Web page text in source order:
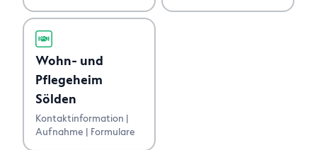
Wohn- und
Pflegeheim
Sölden
Kontaktinformation |
Aufnahme | Formulare